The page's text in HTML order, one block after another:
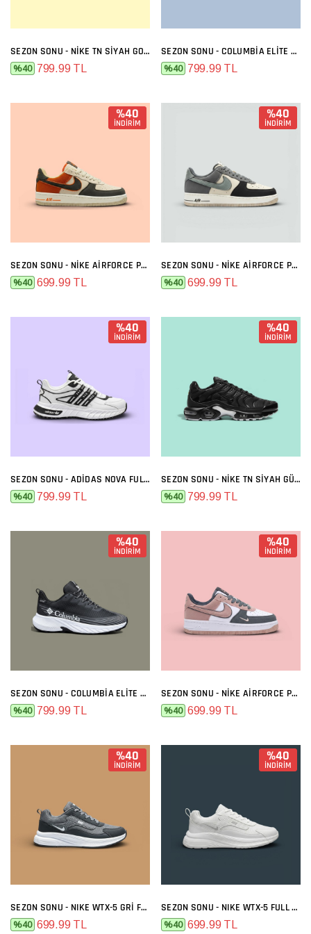
SEZON SONU - NIKE TN SIYAH GOLD
%40 799.99 TL
SEZON SONU - COLUMBIA ELITE SIYAH FÜME
%40 799.99 TL
%40
İNDİRİM
SEZON SONU - NIKE AIRFORCE PREMIUM BEJ FÜME TURUNCU
%40 699.99 TL
%40
İNDİRİM
SEZON SONU - NIKE AIRFORCE PREMIUM BEJ FÜME
%40 699.99 TL
%40
İNDİRİM
SEZON SONU - ADIDAS NOVA FULL BEYAZ
%40 799.99 TL
%40
İNDİRİM
SEZON SONU - NIKE TN SIYAH GÜMÜŞ
%40 799.99 TL
%40
İNDİRİM
SEZON SONU - COLUMBIA ELITE SIYAH BEYAZ
%40 799.99 TL
%40
İNDİRİM
SEZON SONU - NIKE AIRFORCE PREMIUM GRI MELO
%40 699.99 TL
%40
İNDİRİM
SEZON SONU - NIKE WTX-5 GRI FÜME
%40 699.99 TL
%40
İNDİRİM
SEZON SONU - NIKE WTX-5 FULL BEYAZ
%40 699.99 TL